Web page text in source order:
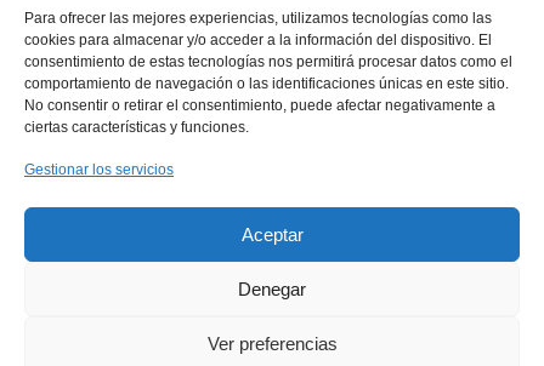
Para ofrecer las mejores experiencias, utilizamos tecnologías como las
cookies para almacenar y/o acceder a la información del dispositivo. El
consentimiento de estas tecnologías nos permitirá procesar datos como el
comportamiento de navegación o las identificaciones únicas en este sitio.
No consentir o retirar el consentimiento, puede afectar negativamente a
ciertas características y funciones.
Gestionar los servicios
Aceptar
Denegar
Ver preferencias